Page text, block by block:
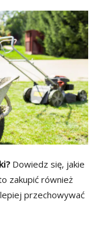
Dowiedz się, jakie
zakupić również
przechowywać